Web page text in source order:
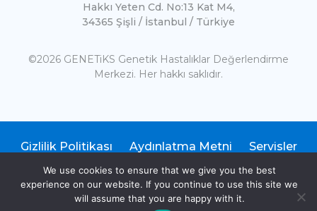
Hakkı Yeten Cd. No:13 Kat M4,
34365 Şişli / İstanbul / Türkiye
©2026 GENETiKS Genetik Hastalıklar Değerlendirme
Merkezi. Her hakkı saklıdır.
Gizlilik Politikası Aydınlatma Metni
Servisler
SSS
We use cookies to ensure that we give you the best
experience on our website. If you continue to use this site we
will assume that you are happy with it.